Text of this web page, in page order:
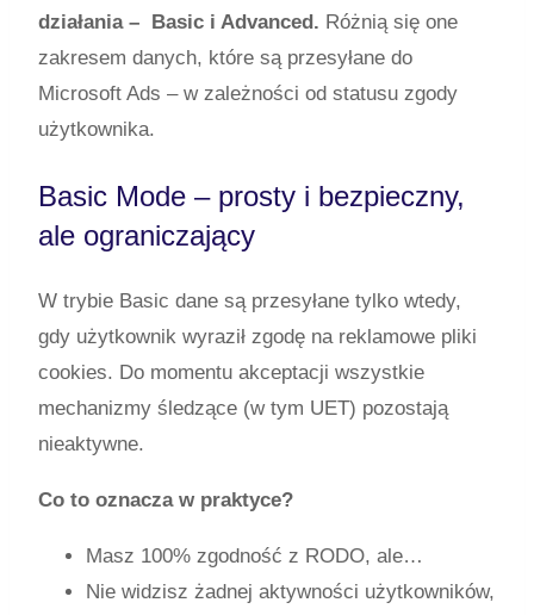
działania – Basic i Advanced. Różnią się one
zakresem danych, które są przesyłane do
Microsoft Ads – w zależności od statusu zgody
użytkownika.
Basic Mode – prosty i bezpieczny,
ale ograniczający
W trybie Basic dane są przesyłane tylko wtedy,
gdy użytkownik wyraził zgodę na reklamowe pliki
cookies. Do momentu akceptacji wszystkie
mechanizmy śledzące (w tym UET) pozostają
nieaktywne.
Co to oznacza w praktyce?
Masz 100% zgodność z RODO, ale…
Nie widzisz żadnej aktywności użytkowników,